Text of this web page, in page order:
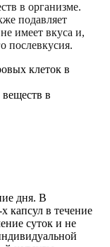
в организме.
подавляет
имеет вкуса и,
послевкусия.
клеток в
в
дня. В
капсул в течение
суток и не